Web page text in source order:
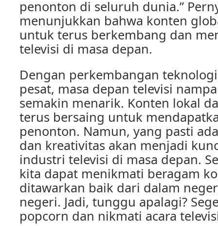
penonton di seluruh dunia.”
menunjukkan bahwa konten
untuk terus berkembang dan
televisi di masa depan.
Dengan perkembangan
pesat, masa depan televisi
semakin menarik. Konten lokal
terus bersaing untuk
penonton. Namun, yang pasti
dan kreativitas akan menjadi
industri televisi di masa depan.
kita dapat menikmati beragam
ditawarkan baik dari dalam
negeri. Jadi, tunggu apalagi?
popcorn dan nikmati acara